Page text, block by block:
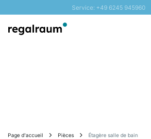
Service: +49 6245 945960
Livraison rapide - Livraison gratuite
Page d'accueil Pièces Étagère salle de bain